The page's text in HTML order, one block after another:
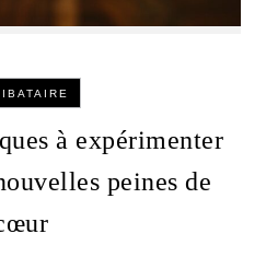
à expérimenter
peines de